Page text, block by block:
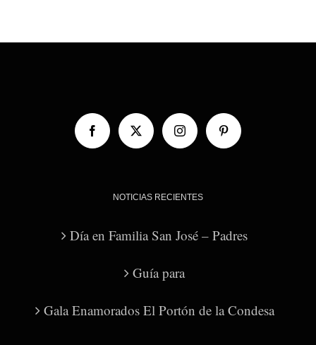
NOTICIAS RECIENTES
Día en Familia San José – Padres
Guía para
Gala Enamorados El Portón de la Condesa